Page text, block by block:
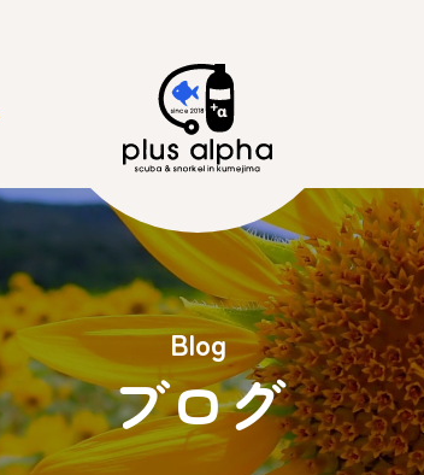
Blog
ブログ